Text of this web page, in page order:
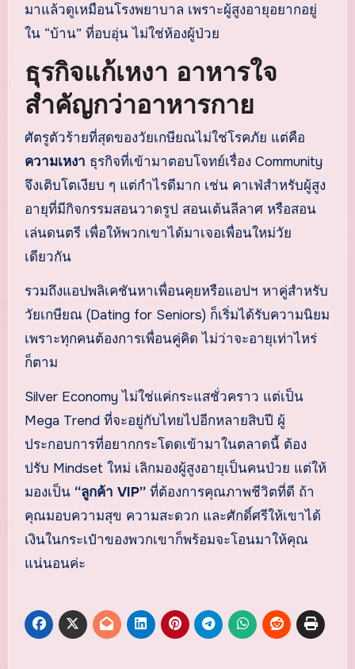
มาแล้วดูเหมือนโรงพยาบาล เพราะผู้สูงอายุอยากอยู่
ใน “บ้าน” ที่อบอุ่น ไม่ใช่ห้องผู้ป่วย
ธุรกิจแก้เหงา อาหารใจ
สำคัญกว่าอาหารกาย
ศัตรูตัวร้ายที่สุดของวัยเกษียณไม่ใช่โรคภัย แต่คือ
ความเหงา ธุรกิจที่เข้ามาตอบโจทย์เรื่อง Community
จึงเติบโตเงียบ ๆ แต่กำไรดีมาก เช่น คาเฟ่สำหรับผู้สูง
อายุที่มีกิจกรรมสอนวาดรูป สอนเต้นลีลาศ หรือสอน
เล่นดนตรี เพื่อให้พวกเขาได้มาเจอเพื่อนใหม่วัย
เดียวกัน
รวมถึงแอปพลิเคชันหาเพื่อนคุยหรือแอปฯ หาคู่สำหรับ
วัยเกษียณ (Dating for Seniors) ก็เริ่มได้รับความนิยม
เพราะทุกคนต้องการเพื่อนคู่คิด ไม่ว่าจะอายุเท่าไหร่
ก็ตาม
Silver Economy ไม่ใช่แค่กระแสชั่วคราว แต่เป็น
Mega Trend ที่จะอยู่กับไทยไปอีกหลายสิบปี ผู้
ประกอบการที่อยากกระโดดเข้ามาในตลาดนี้ ต้อง
ปรับ Mindset ใหม่ เลิกมองผู้สูงอายุเป็นคนป่วย แต่ให้
มองเป็น “ลูกค้า VIP”ที่ต้องการคุณภาพชีวิตที่ดี ถ้า
คุณมอบความสุข ความสะดวก และศักดิ์ศรีให้เขาได้
เงินในกระเป๋าของพวกเขาก็พร้อมจะโอนมาให้คุณ
แน่นอนค่ะ